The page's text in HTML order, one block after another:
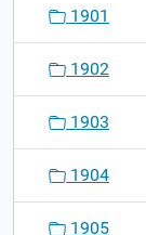
1901
1902
1903
1904
1905